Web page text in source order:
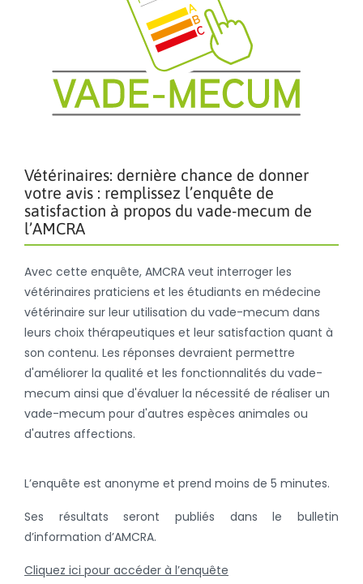
Vétérinaires: dernière chance de donner
votre avis : remplissez l’enquête de
satisfaction à propos du vade-mecum de
l’AMCRA
Avec cette enquête, AMCRA veut interroger les
vétérinaires praticiens et les étudiants en médecine
vétérinaire sur leur utilisation du vade-mecum dans
leurs choix thérapeutiques et leur satisfaction quant à
son contenu. Les réponses devraient permettre
d'améliorer la qualité et les fonctionnalités du vade-
mecum ainsi que d'évaluer la nécessité de réaliser un
vade-mecum pour d'autres espèces animales ou
d'autres affections.
L’enquête est anonyme et prend moins de 5 minutes.
Ses résultats seront publiés dans le bulletin
d’information d’AMCRA.
Cliquez ici pour accéder à l’enquête